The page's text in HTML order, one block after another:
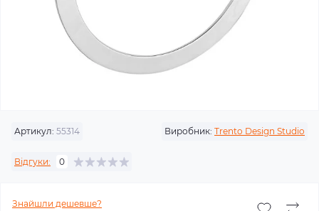
Артикул: 55314 Виробник: Trento Design Studio
Відгуки: 0
Знайшли дешевше?